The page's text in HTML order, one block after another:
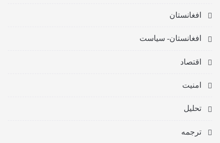
افغانستان
افغانستان- سیاست
اقتصاد
امنیت
تحلیل
ترجمه